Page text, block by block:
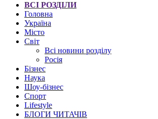
ВСІ РОЗДІЛИ
Головна
Україна
Місто
Світ
Всі новини розділу
Росія
Бізнес
Наука
Шоу-бізнес
Спорт
Lifestyle
БЛОГИ ЧИТАЧІВ